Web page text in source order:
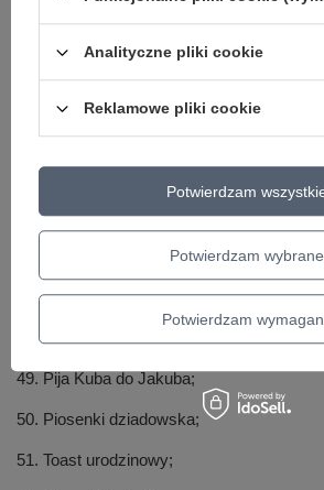
41. Od Poznania jedzie fura;
43. Panna Walercia;
44. Niech żyje;
45. Pieśń filaretów;
47. Pieśń opryszków;
48. Toast imieninowy;
49. Pija Kuba do Jakuba;
50. Piosenki dziadowska;
51. Toast urodzinowy;
Analityczne pliki cookie
Reklamowe pliki cookie
Potwierdzam wybrane
Potwierdzam
Potwierdzam